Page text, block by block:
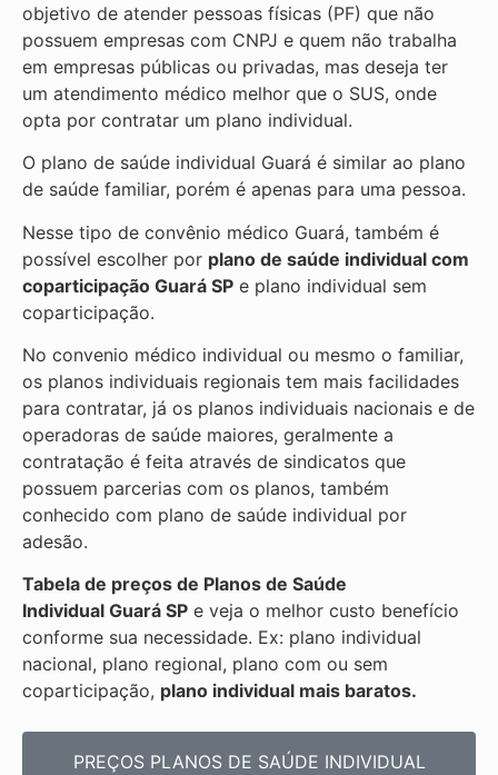
objetivo de atender pessoas físicas (PF) que não
possuem empresas com CNPJ e quem não trabalha
em empresas públicas ou privadas, mas deseja ter
um atendimento médico melhor que o SUS, onde
opta por contratar um plano individual.
O plano de saúde individual Guará é similar ao plano
de saúde familiar, porém é apenas para uma pessoa.
Nesse tipo de convênio médico Guará, também é
possível escolher por plano de saúde individual com
coparticipação Guará SP e plano individual sem
coparticipação.
No convenio médico individual ou mesmo o familiar,
os planos individuais regionais tem mais facilidades
para contratar, já os planos individuais nacionais e de
operadoras de saúde maiores, geralmente a
contratação é feita através de sindicatos que
possuem parcerias com os planos, também
conhecido com plano de saúde individual por
adesão.
Tabela de preços de Planos de Saúde
Individual Guará SP e veja o melhor custo benefício
conforme sua necessidade. Ex: plano individual
nacional, plano regional, plano com ou sem
coparticipação, plano individual mais baratos.
PREÇOS PLANOS DE SAÚDE INDIVIDUAL